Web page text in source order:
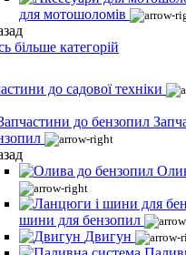
для мотошоломів
більше категорій
до садової техніки
шини для бензопил
Двигун